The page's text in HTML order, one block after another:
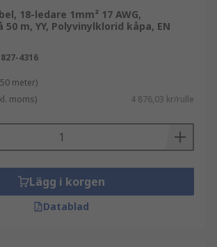
med skärmade alternativ
vid installation
ofta i:
och produktion
processteknik
18-ledare 1mm² 17 AWG,
50 m, YY, Polyvinylklorid kåpa, EN
827-4316
meter)
moms) 4 876,03 kr/rulle
Lägg i korgen
Datablad